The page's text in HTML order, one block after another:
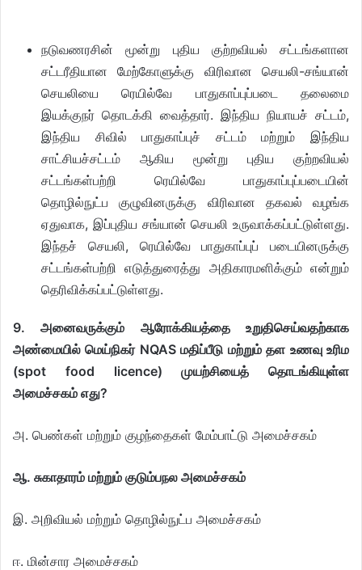
நடுவணரசின் மூன்று புதிய குற்றவியல் சட்டங்களான
சட்டரீதியான மேற்கோளுக்கு விரிவான செயலி-சங்யான்
செயலியை ரெயில்வே பாதுகாப்புப்படை தலைமை
இயக்குநர் தொடக்கி வைத்தார். இந்திய நியாயச் சட்டம்,
இந்திய சிவில் பாதுகாப்புச் சட்டம் மற்றும் இந்திய
சாட்சியச்சட்டம் ஆகிய மூன்று புதிய குற்றவியல்
சட்டங்கள்பற்றி ரெயில்வே பாதுகாப்புப்படையின்
தொழில்நுட்ப குழுவினருக்கு விரிவான தகவல் வழங்க
ஏதுவாக, இப்புதிய சங்யான் செயலி உருவாக்கப்பட்டுள்ளது.
இந்தச் செயலி, ரெயில்வே பாதுகாப்புப் படையினருக்கு
சட்டங்கள்பற்றி எடுத்துரைத்து அதிகாரமளிக்கும் என்றும்
தெரிவிக்கப்பட்டுள்ளது.
9. அனைவருக்கும் ஆரோக்கியத்தை உறுதிசெய்வதற்காக
அண்மையில் மெய்நிகர் NQAS மதிப்பீடு மற்றும் தள உணவு உரிம
(spot food licence) முயற்சியைத் தொடங்கியுள்ள
அமைச்சகம் எது?
அ. பெண்கள் மற்றும் குழந்தைகள் மேம்பாட்டு அமைச்சகம்
ஆ. சுகாதாரம் மற்றும் குடும்பநல அமைச்சகம்
இ. அறிவியல் மற்றும் தொழில்நுட்ப அமைச்சகம்
ஈ. மின்சார அமைச்சகம்